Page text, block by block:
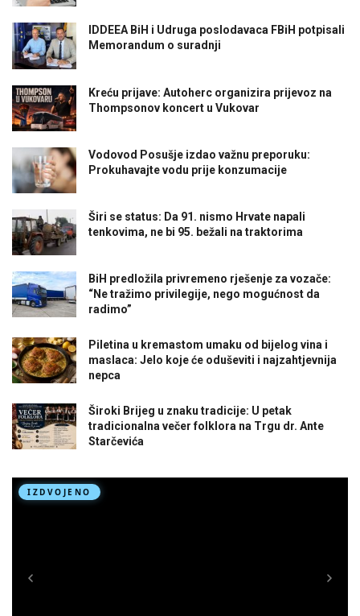
IDDEEA BiH i Udruga poslodavaca FBiH potpisali
Memorandum o suradnji
Kreću prijave: Autoherc organizira prijevoz na
Thompsonov koncert u Vukovar
Vodovod Posušje izdao važnu preporuku:
Prokuhavajte vodu prije konzumacije
Širi se status: Da 91. nismo Hrvate napali
tenkovima, ne bi 95. bežali na traktorima
BiH predložila privremeno rješenje za vozače:
“Ne tražimo privilegije, nego mogućnost da
radimo”
Piletina u kremastom umaku od bijelog vina i
maslaca: Jelo koje će oduševiti i najzahtjevnija
nepca
Široki Brijeg u znaku tradicije: U petak
tradicionalna večer folklora na Trgu dr. Ante
Starčevića